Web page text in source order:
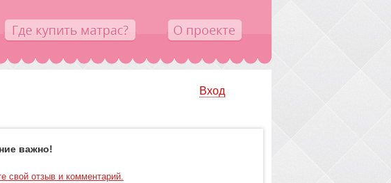
Вход
важно!
свой отзыв и комментарий.